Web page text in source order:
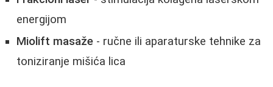
energijom
Miolift masaže - ručne ili aparaturske tehnike za
toniziranje mišića lica